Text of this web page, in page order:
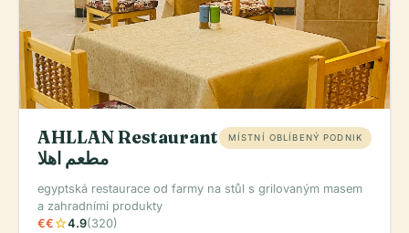
AHLLAN Restaurant
مطعم اهلا
MÍSTNÍ OBLÍBENÝ PODNIK
egyptská restaurace od farmy na stůl s grilovaným masem
a zahradními produkty
€€star4.9(320)